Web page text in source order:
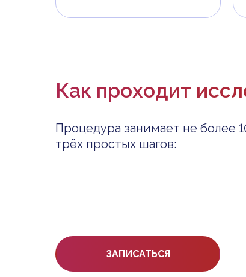
Как проходит
Процедура занимает не более
трёх простых шагов:
ЗАПИСАТЬСЯ